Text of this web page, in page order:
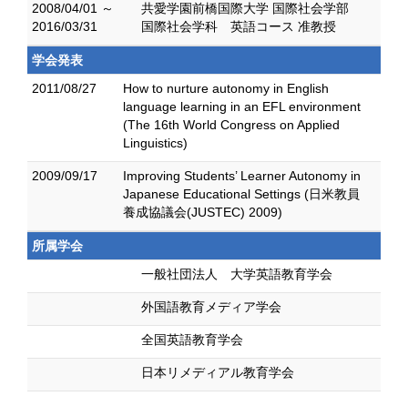
2008/04/01 ～
2016/03/31
共愛学園前橋国際大学 国際社会学部
国際社会学科 英語コース 准教授
学会発表
2011/08/27
How to nurture autonomy in English
language learning in an EFL environment
(The 16th World Congress on Applied
Linguistics)
2009/09/17
Improving Students’ Learner Autonomy in
Japanese Educational Settings (日米教員
養成協議会(JUSTEC) 2009)
所属学会
一般社団法人 大学英語教育学会
外国語教育メディア学会
全国英語教育学会
日本リメディアル教育学会